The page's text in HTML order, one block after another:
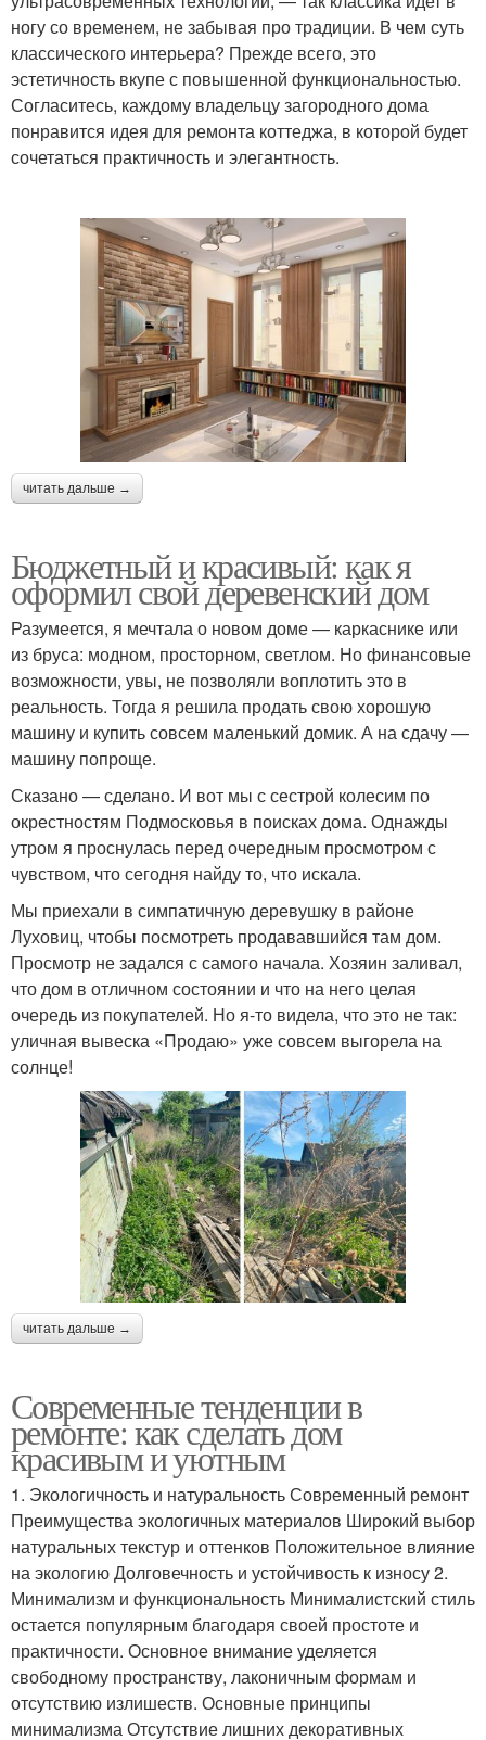
ногу со временем, не забывая про традиции. В чем суть
классического интерьера? Прежде всего, это
эстетичность вкупе с повышенной функциональностью.
Согласитесь, каждому владельцу загородного дома
понравится идея для ремонта коттеджа, в которой будет
сочетаться практичность и элегантность.
читать дальше →
Бюджетный и красивый: как я
оформил свой деревенский дом
Разумеется, я мечтала о новом доме — каркаснике или
из бруса: модном, просторном, светлом. Но финансовые
возможности, увы, не позволяли воплотить это в
реальность. Тогда я решила продать свою хорошую
машину и купить совсем маленький домик. А на сдачу —
машину попроще.
Сказано — сделано. И вот мы с сестрой колесим по
окрестностям Подмосковья в поисках дома. Однажды
утром я проснулась перед очередным просмотром с
чувством, что сегодня найду то, что искала.
Мы приехали в симпатичную деревушку в районе
Луховиц, чтобы посмотреть продававшийся там дом.
Просмотр не задался с самого начала. Хозяин заливал,
что дом в отличном состоянии и что на него целая
очередь из покупателей. Но я-то видела, что это не так:
уличная вывеска «Продаю» уже совсем выгорела на
солнце!
читать дальше →
Современные тенденции в
ремонте: как сделать дом
красивым и уютным
1. Экологичность и натуральность Современный ремонт
Преимущества экологичных материалов Широкий выбор
натуральных текстур и оттенков Положительное влияние
на экологию Долговечность и устойчивость к износу 2.
Минимализм и функциональность Минималистский стиль
остается популярным благодаря своей простоте и
практичности. Основное внимание уделяется
свободному пространству, лаконичным формам и
отсутствию излишеств. Основные принципы
минимализма Отсутствие лишних декоративных